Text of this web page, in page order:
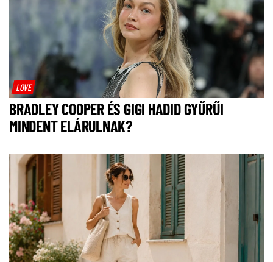
LOVE
BRADLEY COOPER ÉS GIGI HADID GYŰRŰI
MINDENT ELÁRULNAK?